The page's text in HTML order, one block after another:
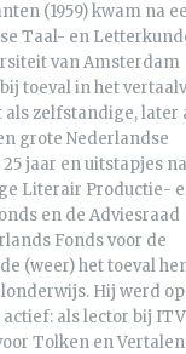
(1959) kwam na
Taal- en
van Amsterdam
toeval in het
als zelfstandige, later
grote Nederlandse
jaar en uitstapjes
Literair Productie-
en de Adviesraad
Fonds voor de
(weer) het toeval
Hij werd op
als lector bij ITV
Tolken en